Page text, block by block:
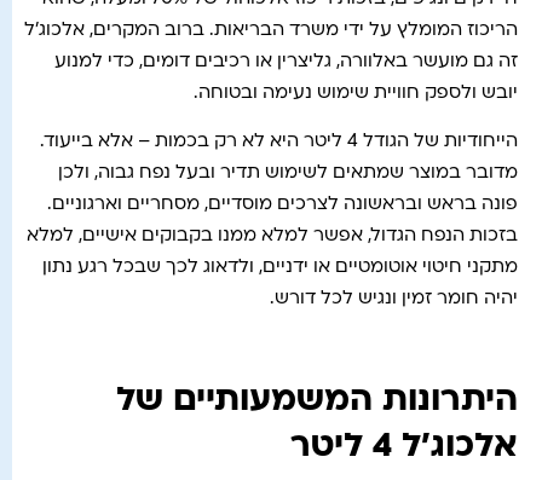
הריכוז המומלץ על ידי משרד הבריאות. ברוב המקרים, אלכוג'ל
זה גם מועשר באלוורה, גליצרין או רכיבים דומים, כדי למנוע
יובש ולספק חוויית שימוש נעימה ובטוחה.
הייחודיות של הגודל 4 ליטר היא לא רק בכמות – אלא בייעוד.
מדובר במוצר שמתאים לשימוש תדיר ובעל נפח גבוה, ולכן
פונה בראש ובראשונה לצרכים מוסדיים, מסחריים וארגוניים.
בזכות הנפח הגדול, אפשר למלא ממנו בקבוקים אישיים, למלא
מתקני חיטוי אוטומטיים או ידניים, ולדאוג לכך שבכל רגע נתון
יהיה חומר זמין ונגיש לכל דורש.
היתרונות המשמעותיים של
אלכוג'ל 4 ליטר